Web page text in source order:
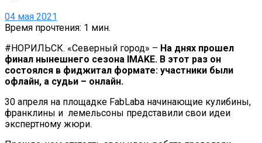
04 мая 2021
Время прочтения: 1 мин.
#НОРИЛЬСК. «Северный город» – На днях прошел
финал нынешнего сезона IMAKE. В этот раз он
состоялся в фиджитал формате: участники были
офлайн, а судьи – онлайн.
30 апреля на площадке FabLabа начинающие кулибины,
франклины и лемельсоны представили свои идеи
экспертному жюри.